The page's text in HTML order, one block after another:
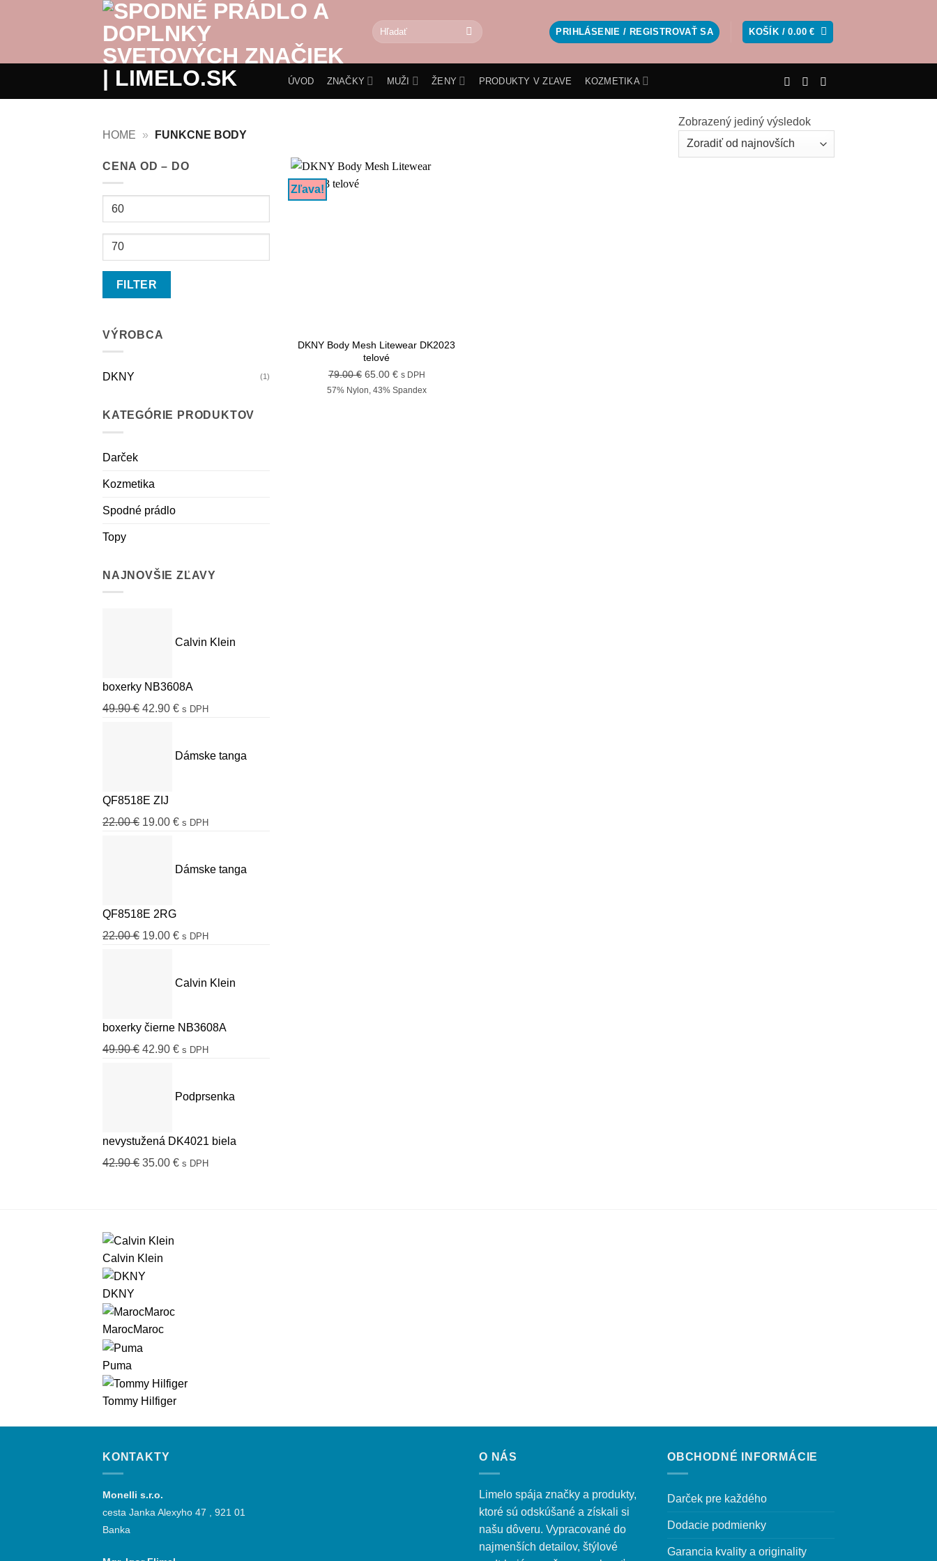
Hľadať:
PRIHLÁSENIE / REGISTROVAŤ SA KOŠÍK /0.00€
ÚVOD ZNAČKY MUŽI ŽENY PRODUKTY V ZĽAVE KOZMETIKA
HOME » FUNKCNE BODY
Zobrazený jediný výsledok
CENA OD – DO
Minimálna
Maximálna
FILTER
VÝROBCA
DKNY (1)
KATEGÓRIE PRODUKTOV
Darček
Kozmetika
Spodné prádlo
Topy
NAJNOVŠIE ZĽAVY
Calvin Klein
boxerky NB3608A
49.90€ Pôvodná
49.90 €.
42.90 €Aktuálna
42.90 €.
s DPH
Dámske tanga
QF8518E ZIJ
22.00€ Pôvodná
22.00 €.
19.00 €Aktuálna
19.00 €.
s DPH
Dámske tanga
QF8518E 2RG
22.00€ Pôvodná
22.00 €.
19.00 €Aktuálna
19.00 €.
s DPH
Calvin Klein
boxerky čierne NB3608A
49.90€ Pôvodná
49.90 €.
42.90 €Aktuálna
42.90 €.
s DPH
Podprsenka
nevystužená DK4021 biela
42.90€ Pôvodná
35.00 €Aktuálna
s DPH
Zľava!
DKNY Body Mesh Litewear DK2023
telové
79.00€ Pôvodná
cena
65.00 €Aktuálna
cena
s DPH
57% Nylon, 43% Spandex
Calvin Klein
DKNY
MarocMaroc
Puma
Tommy Hilfiger
KONTAKTY
Monelli s.r.o.
cesta Janka Alexyho 47 , 921 01
Banka
O NÁS
Limelo spája značky a produkty,
ktoré sú odskúšané a získali si
našu dôveru. Vypracované do
najmenších detailov, štýlové
OBCHODNÉ INFORMÁCIE
Darček pre každého
Dodacie podmienky
Garancia kvality a originality